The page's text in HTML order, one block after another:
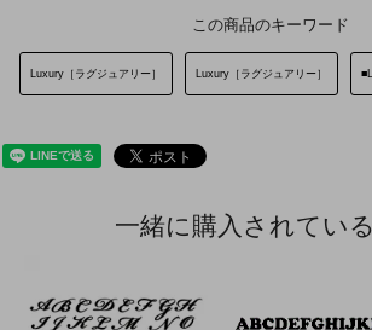
この商品のキーワード
Luxury［ラグジュアリー］ Luxury［ラグジュアリー］
一緒に購入されてい